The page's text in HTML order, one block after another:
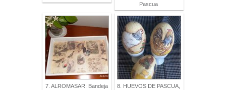
Pascua
7. ALROMASAR: Bandeja
8. HUEVOS DE PASCUA,